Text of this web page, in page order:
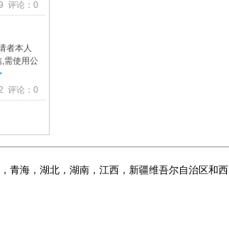
评论：0
者本人
需使用公
评论：0
青海，湖北，湖南，江西，新疆维吾尔自治区和西